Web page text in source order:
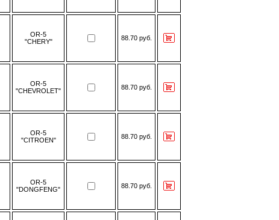
OR-5
"CHERY"
88.70 руб.
OR-5
"CHEVROLET"
88.70 руб.
OR-5
"CITROEN"
88.70 руб.
OR-5
"DONGFENG"
88.70 руб.